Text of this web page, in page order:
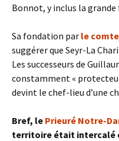
Bonnot, y inclus la
Sa fondation par le
suggérer que Seyr-La
Les successeurs de
constamment «
devint le chef-lieu d’une
Bref, le Prieuré Notre-
territoire était intercalé